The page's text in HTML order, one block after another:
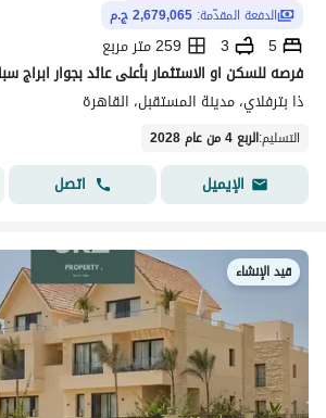
الدفعة المقدّمة: 2,679,065 ج.م
5
3
259 متر مربع
ذا بترفلاي، مدينة المستقبل، القاهرة
التسليم:الربع 4 من عام 2028
الإيميل اتصل
قيد الإنشاء